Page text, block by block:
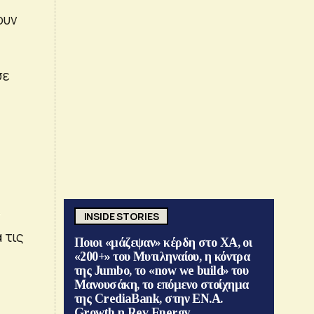
INSIDE STORIES
Ποιοι «μάζεψαν» κέρδη στο ΧΑ, οι
«200+» του Μυτιληναίου, η κόντρα
της Jumbo, το «now we build» του
Μανουσάκη, το επόμενο στοίχημα
της CrediaBank, στην ΕΝ.Α.